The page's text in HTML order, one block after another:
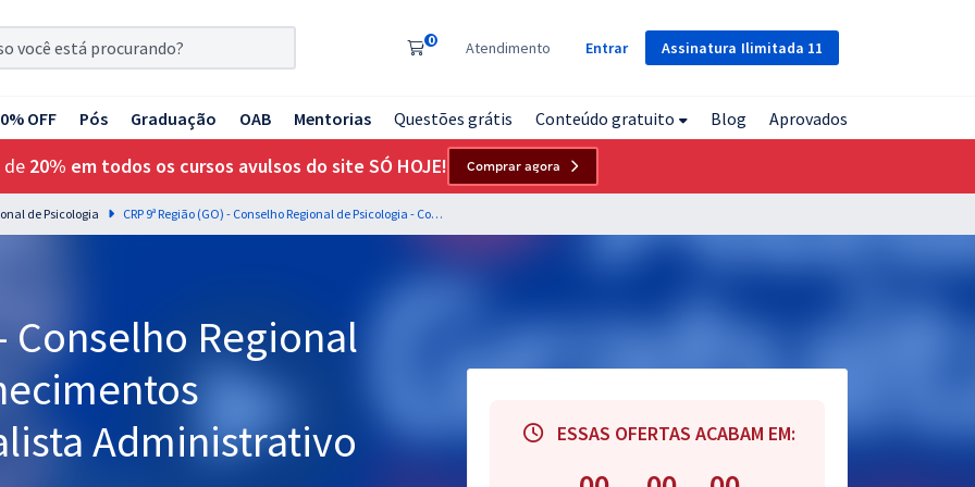
Assinatura Ilimitada 11
0 Atendimento Entrar
OFF Pós Graduação OAB Mentorias Questões grátis Conteúdo gratuito Blog Aprovados
de 20% em todos os cursos avulsos do site SÓ HOJE! Comprar agora
de Psicologia CRP 9ª Região (GO) - Conselho Regional de Psicologia - Conhecimentos Específicos para Analista Administrativo
Conselho Regional
Administrativo
ESSAS OFERTAS ACABAM EM: